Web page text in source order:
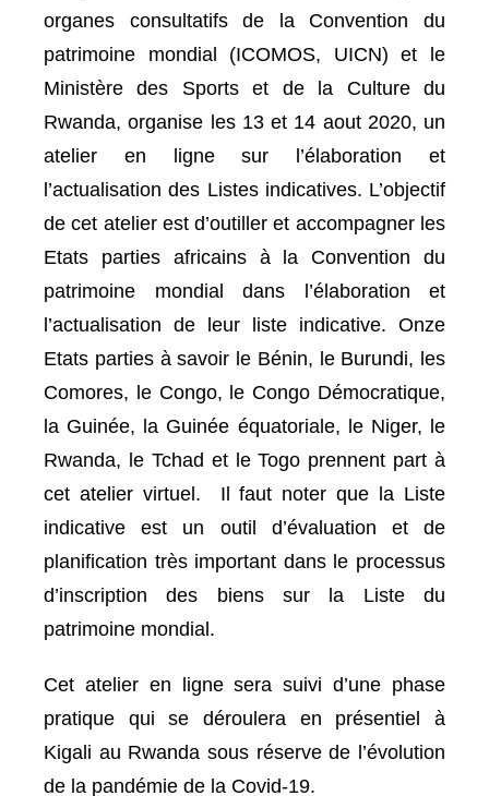
organes consultatifs de la Convention du
patrimoine mondial (ICOMOS, UICN) et le
Ministère des Sports et de la Culture du
Rwanda, organise les 13 et 14 aout 2020, un
atelier en ligne sur l’élaboration et
l’actualisation des Listes indicatives. L’objectif
de cet atelier est d’outiller et accompagner les
Etats parties africains à la Convention du
patrimoine mondial dans l’élaboration et
l’actualisation de leur liste indicative. Onze
Etats parties à savoir le Bénin, le Burundi, les
Comores, le Congo, le Congo Démocratique,
la Guinée, la Guinée équatoriale, le Niger, le
Rwanda, le Tchad et le Togo prennent part à
cet atelier virtuel. Il faut noter que la Liste
indicative est un outil d’évaluation et de
planification très important dans le processus
d’inscription des biens sur la Liste du
patrimoine mondial.
Cet atelier en ligne sera suivi d’une phase
pratique qui se déroulera en présentiel à
Kigali au Rwanda sous réserve de l’évolution
de la pandémie de la Covid-19.